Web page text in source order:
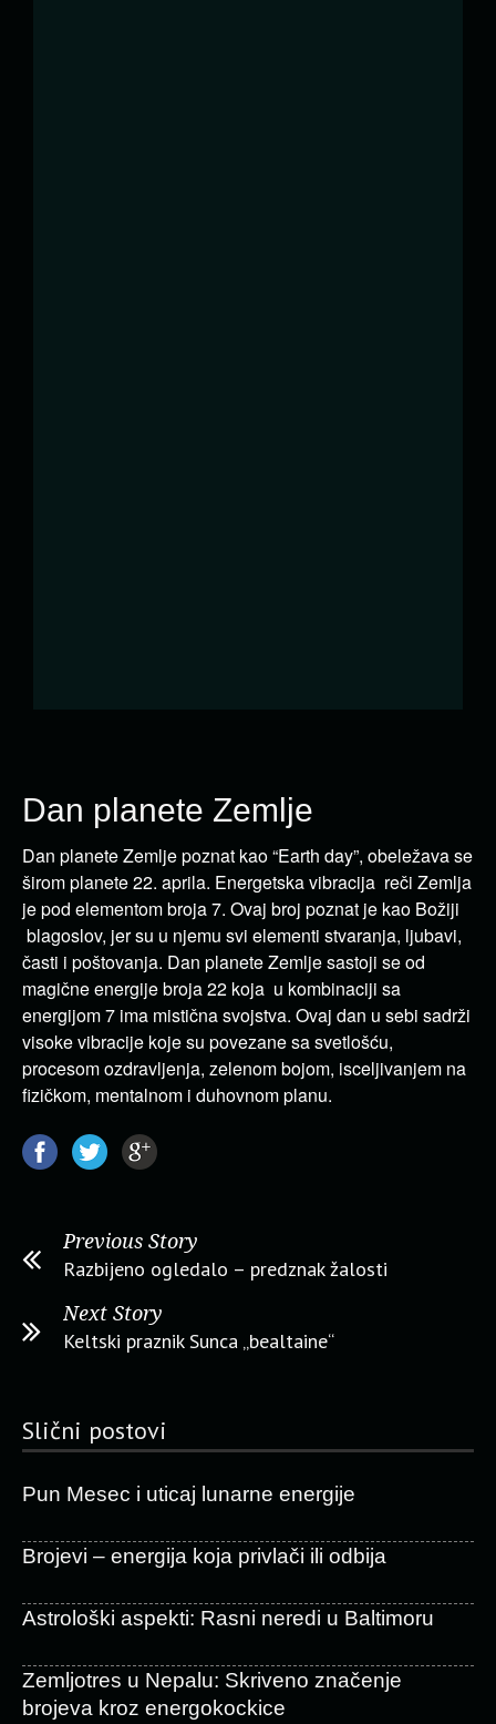
Dan planete Zemlje
Dan planete Zemlje poznat kao “Earth day”, obeležava se
širom planete 22. aprila. Energetska vibracija reči Zemlja
je pod elementom broja 7. Ovaj broj poznat je kao Božiji
blagoslov, jer su u njemu svi elementi stvaranja, ljubavi,
časti i poštovanja. Dan planete Zemlje sastoji se od
magične energije broja 22 koja u kombinaciji sa
energijom 7 ima mistična svojstva. Ovaj dan u sebi sadrži
visoke vibracije koje su povezane sa svetlošću,
procesom ozdravljenja, zelenom bojom, isceljivanjem na
fizičkom, mentalnom i duhovnom planu.
Previous Story
Razbijeno ogledalo – predznak žalosti
Next Story
Keltski praznik Sunca „bealtaine“
Slični postovi
Pun Mesec i uticaj lunarne energije
Brojevi – energija koja privlači ili odbija
Astrološki aspekti: Rasni neredi u Baltimoru
Zemljotres u Nepalu: Skriveno značenje
brojeva kroz energokockice